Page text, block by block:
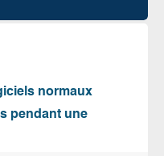
normaux
pendant une